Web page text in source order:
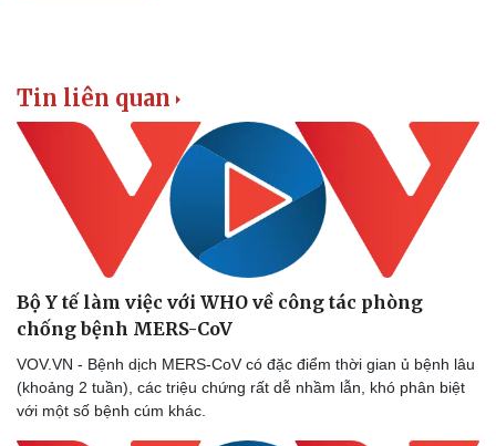
Kinh tế
Bất động sản
Khởi nghiệp
Thị trường
Giá vàng
Tiêu dùng
Tỷ giá
Chứng khoán
Giá cà phê
Tin liên quan
Bộ Y tế làm việc với WHO về công tác phòng
chống bệnh MERS-CoV
VOV.VN - Bệnh dịch MERS-CoV có đặc điểm thời gian ủ bệnh lâu
(khoảng 2 tuần), các triệu chứng rất dễ nhầm lẫn, khó phân biệt
với một số bệnh cúm khác.